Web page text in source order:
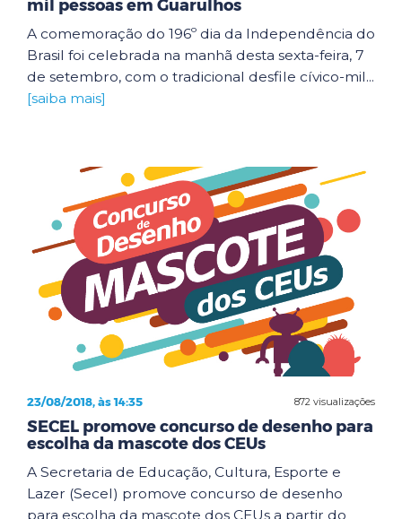
mil pessoas em Guarulhos
A comemoração do 196º dia da Independência do
Brasil foi celebrada na manhã desta sexta-feira, 7
de setembro, com o tradicional desfile cívico-mil...
[saiba mais]
872 visualizações
23/08/2018, às 14:35
SECEL promove concurso de desenho para
escolha da mascote dos CEUs
A Secretaria de Educação, Cultura, Esporte e
Lazer (Secel) promove concurso de desenho
para escolha da mascote dos CEUs a partir do